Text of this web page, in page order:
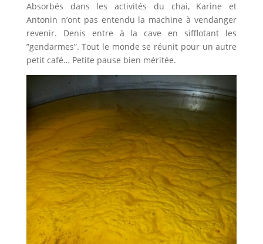
Absorbés dans les activités du chai, Karine et
Antonin n’ont pas entendu la machine à vendanger
revenir. Denis entre à la cave en sifflotant les
”gendarmes”. Tout le monde se réunit pour un autre
petit café… Petite pause bien méritée.